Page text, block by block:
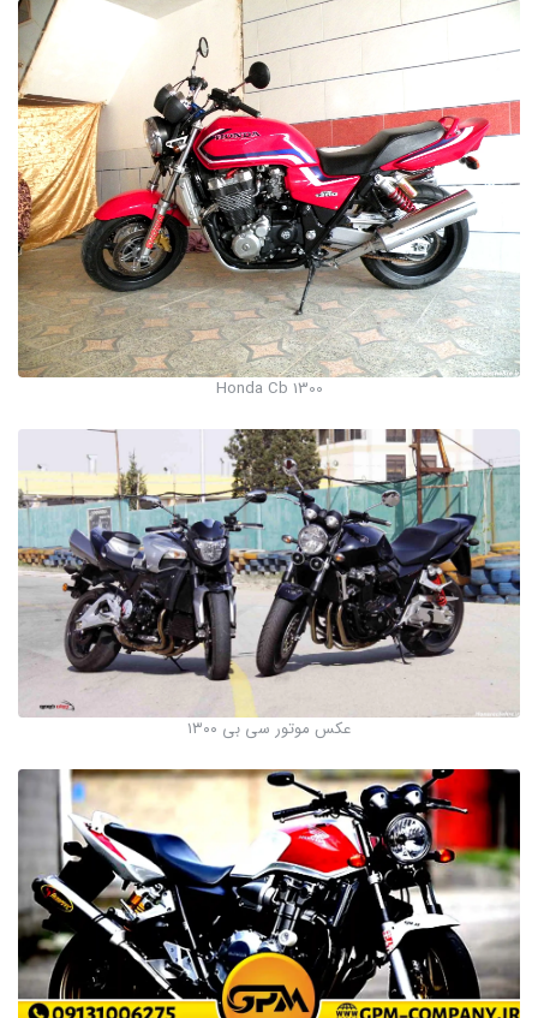
Honda Cb 1300
عکس موتور سی بی ۱۳۰۰